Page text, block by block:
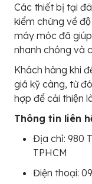
Các thiết bị tại
kiểm chứng về
máy móc đã
nhanh chóng và
Khách hàng khi
giá kỹ càng, từ
hợp để cải thiện
Thông tin liên
Địa chỉ: 980
TPHCM
Điện thoại: